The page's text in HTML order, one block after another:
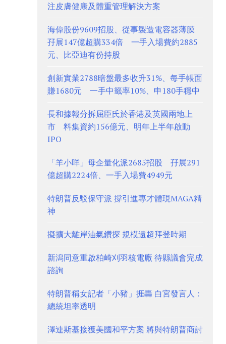
注皮膚健康及體重管理解決方案
海偉股份9609招股、從事製造電容器薄膜
孖展147億超購334倍 一手入場費約2885
元、比亞迪有份持股
創新實業2788暗盤最多收升31%、每手帳面
賺1680元 一手中籤率10%、申180手穩中
長和據報分拆屈臣氏於香港及英國兩地上
市 料集資約156億元、明年上半年啟動
IPO
「羊小咩」母企量化派2685招股 孖展291
億超購2224倍、一手入場費4949元
特朗普反駁保守派 撐引進專才體現MAGA精
神
擬擴大離岸油氣鑽探 規模遠超拜登時期
新潟同意重啟柏崎刈羽核電廠 待縣議會完成
諮詢
特朗普稱女記者「小豬」捱轟 白宮發言人：
總統坦率透明
澤連斯基接獲美國和平方案 將與特朗普商討